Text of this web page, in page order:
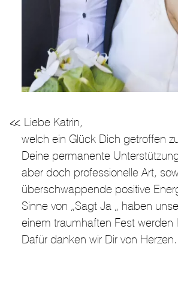
Liebe Katrin,
welch ein Glück Dich getroffen
Deine permanente
aber doch professionelle Art,
überschwappende positive
Sinne von „Sagt Ja „ haben
einem traumhaften Fest werden
Dafür danken wir Dir von Herzen.